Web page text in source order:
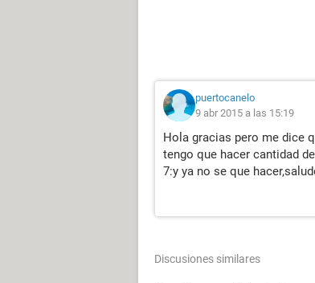
puertocanelo
9 abr 2015 a las 15:19
Hola gracias pero me dice
tengo que hacer cantidad
7:y ya no se que
Discusiones similares